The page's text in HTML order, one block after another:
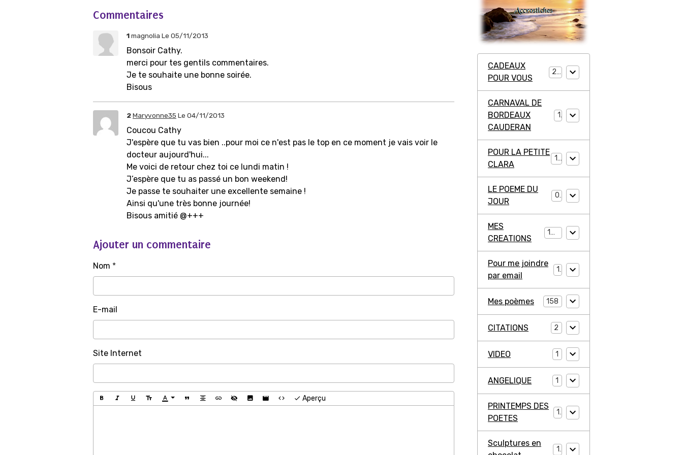
Commentaires
1magnolia Le 05/11/2013
Bonsoir Cathy.
merci pour tes gentils commentaires.
Je te souhaite une bonne soirée.
Bisous
2Maryvonne35 Le 04/11/2013
Coucou Cathy
J'espère que tu vas bien ..pour moi ce n'est pas le top en ce moment je vais voir le
docteur aujourd'hui...
Me voici de retour chez toi ce lundi matin !
J’espère que tu as passé un bon weekend!
Je passe te souhaiter une excellente semaine !
Ainsi qu'une très bonne journée!
Bisous amitié @+++
Ajouter un commentaire
Nom
E-mail
Site Internet
Aperçu
CADEAUX
POUR VOUS
20
CARNAVAL DE
BORDEAUX
CAUDERAN
1
POUR LA PETITE
CLARA
11
LE POEME DU
JOUR
0
MES
CREATIONS
194
Pour me joindre
par email
1
Mes poèmes 158
CITATIONS 2
VIDEO 1
ANGELIQUE 1
PRINTEMPS DES
POETES
1
Sculptures en
1